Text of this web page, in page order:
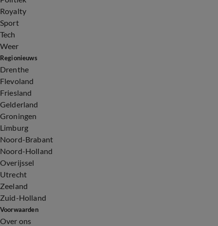
Royalty
Sport
Tech
Weer
Regionieuws
Drenthe
Flevoland
Friesland
Gelderland
Groningen
Limburg
Noord-Brabant
Noord-Holland
Overijssel
Utrecht
Zeeland
Zuid-Holland
Voorwaarden
Over ons